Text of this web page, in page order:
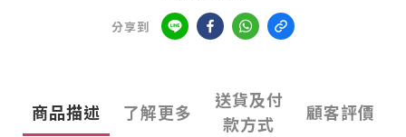
分享到
商品描述 了解更多
送貨及付
款方式
顧客評價